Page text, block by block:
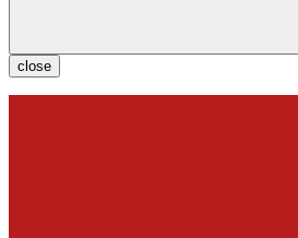
close